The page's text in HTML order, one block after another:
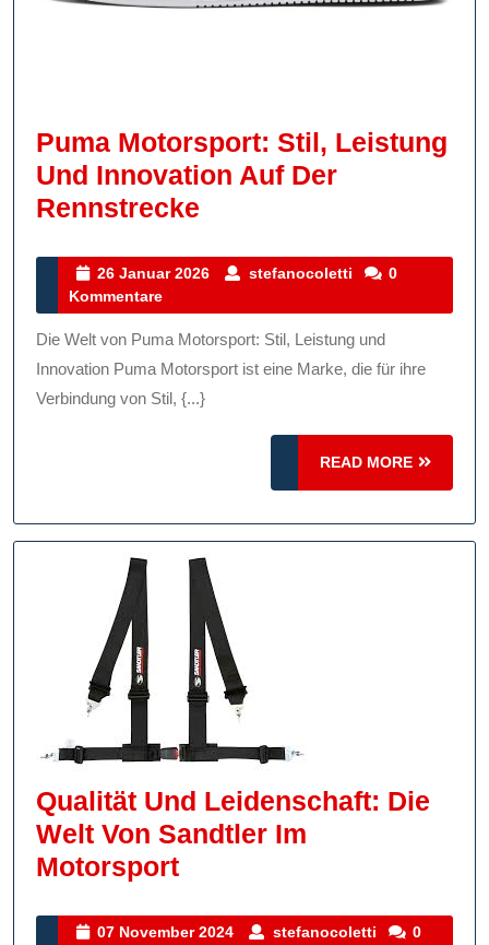
Puma Motorsport: Stil, Leistung
Und Innovation Auf Der
Rennstrecke
Stil,
Und
Innovation
Auf
Rennstrecke
26 Januar 2026
26
2026
stefanocoletti stefanocoletti
0
Kommentare
Die Welt von Puma Motorsport: Stil, Leistung und
Innovation Puma Motorsport ist eine Marke, die für ihre
Verbindung von Stil, {...}
READ MORE
READ
MORE
Qualität Und Leidenschaft: Die
Welt Von Sandtler Im
MotorsportQualität
Leidenschaft:
07 November 2024
07
stefanocoletti stefanocoletti
0